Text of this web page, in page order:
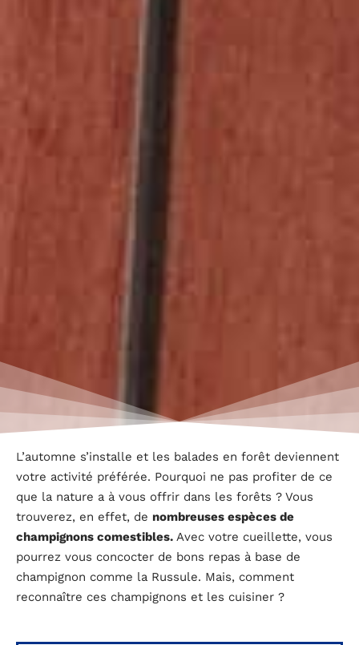
L’automne s’installe et les balades en forêt deviennent
votre activité préférée. Pourquoi ne pas profiter de ce
que la nature a à vous offrir dans les forêts ? Vous
trouverez, en effet, de nombreuses espèces de
champignons comestibles. Avec votre cueillette, vous
pourrez vous concocter de bons repas à base de
champignon comme la Russule. Mais, comment
reconnaître ces champignons et les cuisiner ?